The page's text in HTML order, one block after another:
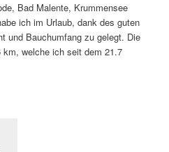
Bad Malente, Krummensee
ich im Urlaub, dank des guten
und Bauchumfang zu gelegt. Die
welche ich seit dem 21.7